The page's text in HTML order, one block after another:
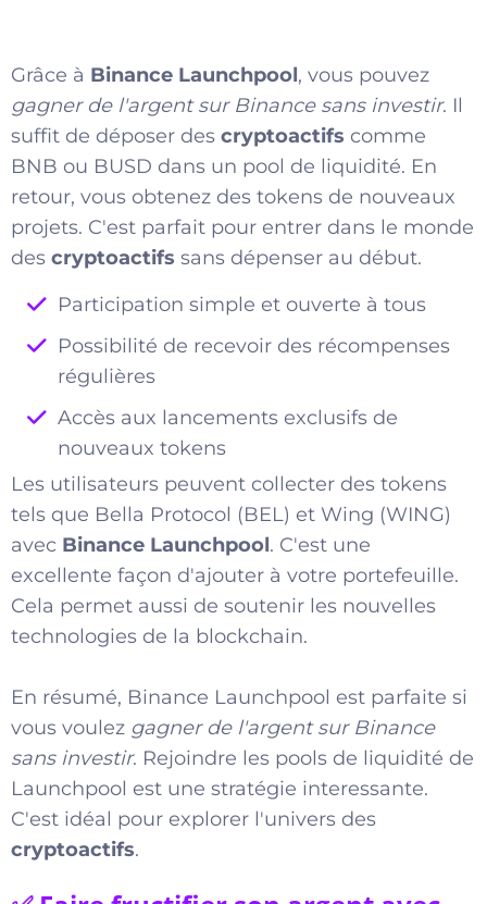
Grâce à Binance Launchpool, vous pouvez
gagner de l'argent sur Binance sans investir. Il
suffit de déposer des cryptoactifs comme
BNB ou BUSD dans un pool de liquidité. En
retour, vous obtenez des tokens de nouveaux
projets. C'est parfait pour entrer dans le monde
des cryptoactifs sans dépenser au début.
Participation simple et ouverte à tous
Possibilité de recevoir des récompenses
régulières
Accès aux lancements exclusifs de
nouveaux tokens
Les utilisateurs peuvent collecter des tokens
tels que Bella Protocol (BEL) et Wing (WING)
avec Binance Launchpool. C'est une
excellente façon d'ajouter à votre portefeuille.
Cela permet aussi de soutenir les nouvelles
technologies de la blockchain.
En résumé, Binance Launchpool est parfaite si
vous voulez gagner de l'argent sur Binance
sans investir. Rejoindre les pools de liquidité de
Launchpool est une stratégie interessante.
C'est idéal pour explorer l'univers des
cryptoactifs.